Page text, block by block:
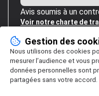
Avis soumis à un
Voir notre charte de
Gestion des
Nous utilisons des cookies
mesurer l’audience et vous
données personnelles sont
partagées sans votre accord.